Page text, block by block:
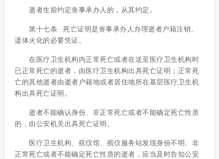
逝者生前约定丧事承办人的，从其约定。
第十七条 死亡证明是丧事承办人办理逝者户籍注销、
遗体火化的必要凭证。
在医疗卫生机构内正常死亡或者在送至医疗卫生机构时
已正常死亡的逝者，由医疗卫生机构出具死亡证明；正常死
亡的其他逝者由逝者户籍地或者居住地所在基层医疗卫生机
构出具死亡证明。
逝者不能确认身份、非正常死亡或者不能确定死亡性质
的，由公安机关出具死亡证明。
医疗卫生机构、殡仪馆、殡仪服务站发现身份不明、非
正常死亡或者不能确定死亡性质的逝者，应当及时告知公安